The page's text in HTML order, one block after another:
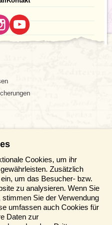
Pass der Welt,
Militärstraße Leh. Die
mit ihren 13.000
Ausgangspunkt für
Die Stadt selbst
man durch die
mit Blick auf die
Länge von 2.500
mit dominierenden
von
oder Kailashkette und
flankieren
Indien und
Stunden.
Cookies, um ihr
Zusätzlich
um das Besucher- bzw.
zu analysieren. Wenn Sie
stimmen Sie der Verwendung
umfassen auch Cookies für
Daten zur